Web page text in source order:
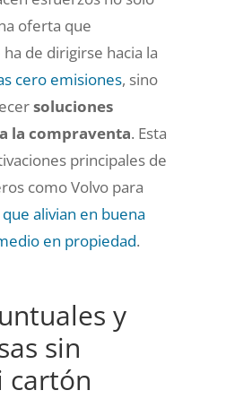
oferta que
de dirigirse hacia la
cero emisiones, sino
soluciones
la compraventa. Esta
principales de
como Volvo para
alivian en buena
en propiedad.
y
sin
cartón